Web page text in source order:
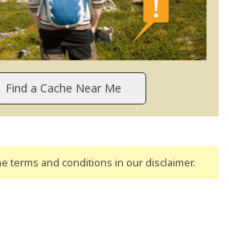
terms and conditions in our disclaimer.